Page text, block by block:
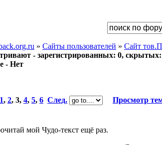
» Сайты пользователей » Сайт
- зарегистрированных: 0, скрытых:
- Нет
1, 2, 3, 4, 5, 6 След. Просмотр
мой Чудо-текст ещё раз.